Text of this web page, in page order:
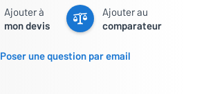
Ajouter à
mon devis
Ajouter au
comparateur
Poser une question par email